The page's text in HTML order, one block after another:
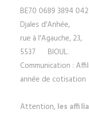
BE70 0689 3894
Djales d'Anhée,
rue à l'Agauche, 23,
5537 BIOUL.
Communication :
année de cotisation
Attention, les